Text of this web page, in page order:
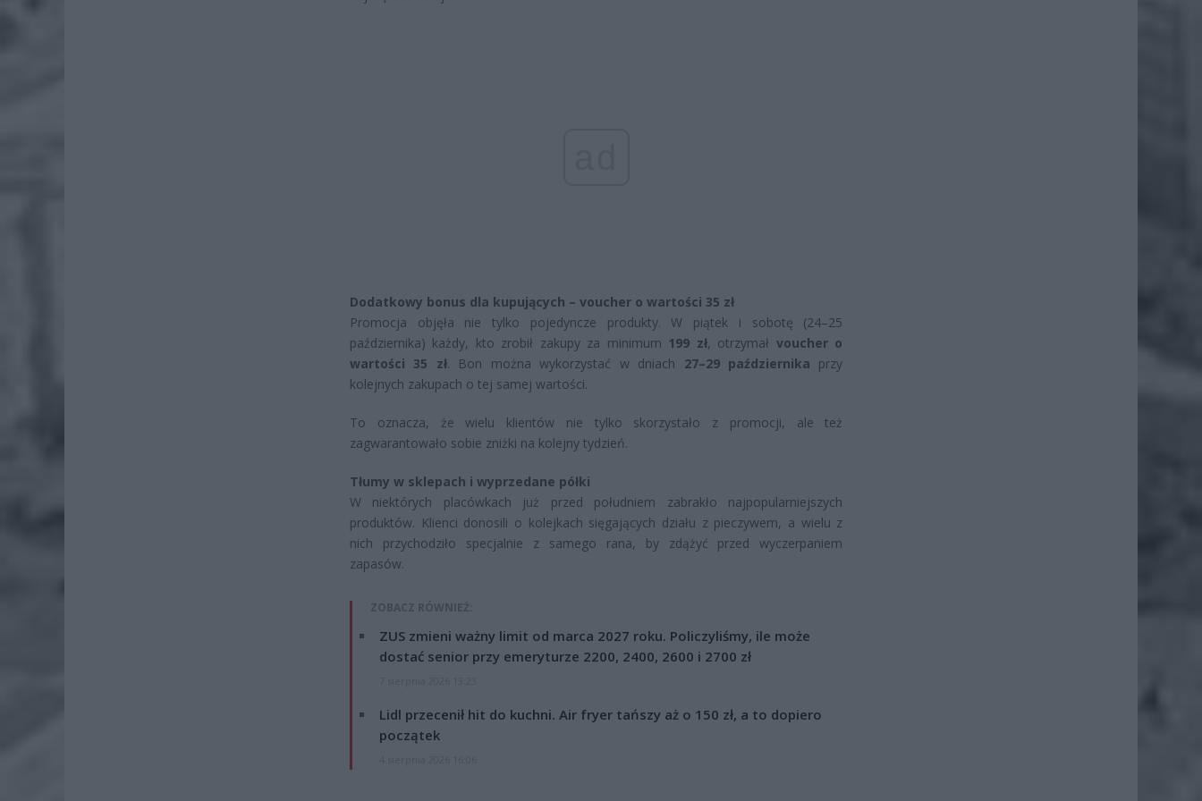
Dodatkowy bonus dla kupujących – voucher o wartości 35 zł
Promocja objęła nie tylko pojedyncze produkty. W piątek i sobotę (24–25
października) każdy, kto zrobił zakupy za minimum 199 zł, otrzymał voucher o
wartości 35 zł. Bon można wykorzystać w dniach 27–29 października przy
kolejnych zakupach o tej samej wartości.
To oznacza, że wielu klientów nie tylko skorzystało z promocji, ale też
zagwarantowało sobie zniżki na kolejny tydzień.
Tłumy w sklepach i wyprzedane półki
W niektórych placówkach już przed południem zabrakło najpopularniejszych
produktów. Klienci donosili o kolejkach sięgających działu z pieczywem, a wielu z
nich przychodziło specjalnie z samego rana, by zdążyć przed wyczerpaniem
zapasów.
ZOBACZ RÓWNIEŻ:
ZUS zmieni ważny limit od marca 2027 roku. Policzyliśmy, ile może
dostać senior przy emeryturze 2200, 2400, 2600 i 2700 zł
Lidl przecenił hit do kuchni. Air fryer tańszy aż o 150 zł, a to dopiero
początek